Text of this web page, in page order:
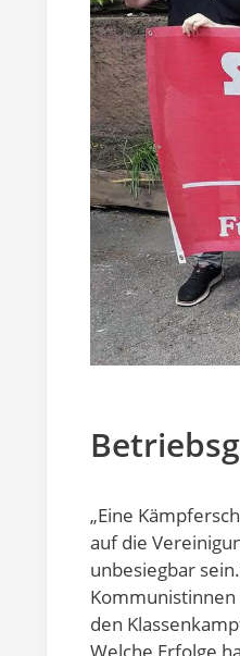
„Eine
auf die
unbesiegbar
den